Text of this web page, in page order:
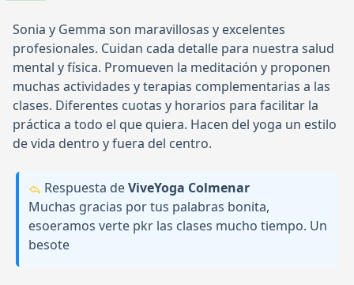
Sonia y Gemma son maravillosas y excelentes
profesionales. Cuidan cada detalle para nuestra salud
mental y física. Promueven la meditación y proponen
muchas actividades y terapias complementarias a las
clases. Diferentes cuotas y horarios para facilitar la
práctica a todo el que quiera. Hacen del yoga un estilo
de vida dentro y fuera del centro.
Respuesta deViveYoga Colmenar
Muchas gracias por tus palabras bonita,
esoeramos verte pkr las clases mucho tiempo. Un
besote